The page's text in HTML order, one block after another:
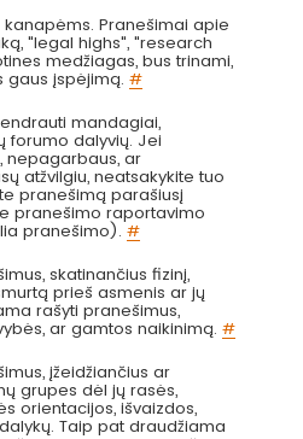
kanapėms. Pranešimai apie
"legal highs", "research
medžiagas, bus trinami,
gaus įspėjimą.#
mandagiai,
forumo dalyvių. Jei
nepagarbaus, ar
atžvilgiu, neatsakykite tuo
pranešimą parašiusį
pranešimo raportavimo
pranešimo).#
skatinančius fizinį,
prieš asmenis ar jų
rašyti pranešimus,
ar gamtos naikinimą.#
įžeidžiančius ar
grupes dėl jų rasės,
orientacijos, išvaizdos,
Taip pat draudžiama